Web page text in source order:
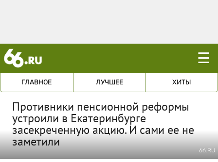
☰
ГЛАВНОЕ ЛУЧШЕЕ ХИТЫ
Противники пенсионной реформы
устроили в Екатеринбурге
засекреченную акцию. И сами ее не
заметили
66.RU